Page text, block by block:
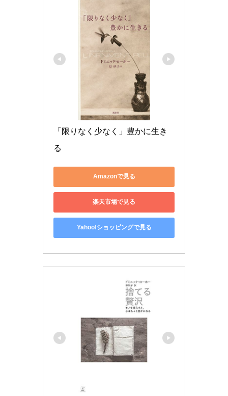
「限りなく少なく」豊かに生き
る
Amazonで見る
楽天市場で見る
Yahoo!ショッピングで見る